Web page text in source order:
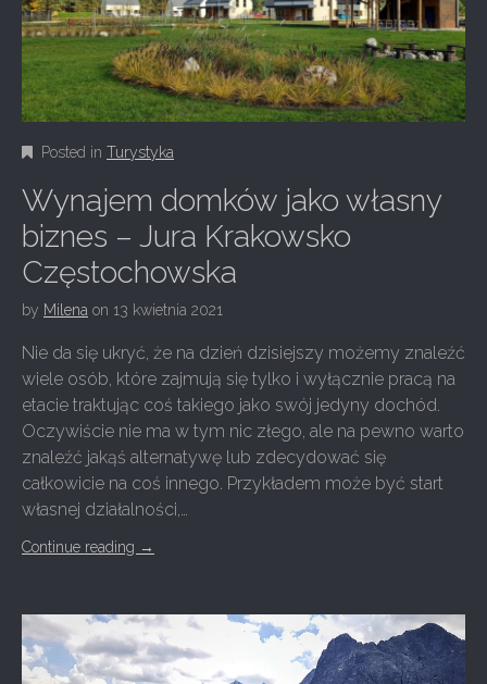
Posted in Turystyka
Wynajem domków jako własny
biznes – Jura Krakowsko
Częstochowska
by Milena on 13 kwietnia 2021
Nie da się ukryć, że na dzień dzisiejszy możemy znaleźć
wiele osób, które zajmują się tylko i wyłącznie pracą na
etacie traktując coś takiego jako swój jedyny dochód.
Oczywiście nie ma w tym nic złego, ale na pewno warto
znaleźć jakąś alternatywę lub zdecydować się
całkowicie na coś innego. Przykładem może być start
własnej działalności,…
Continue reading →